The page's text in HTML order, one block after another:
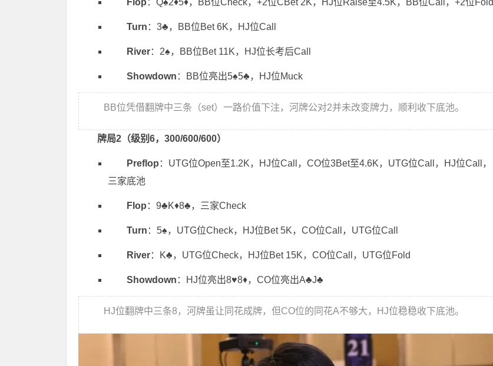
Flop ：Q♠️2♦️5♦️，BB位Check，+2位CBet 2K，HJ位Raise至4.5K，BB位Call，+2位Fold
Turn ：3♣️，BB位Bet 6K，HJ位Call
River：2♠️，BB位Bet 11K，HJ位长考后Call
Showdown ：BB位亮出5♠️5♣️，HJ位Muck
BB位凭借翻牌中三条（set）一路价值下注，河牌公对2并未改变牌力，顺利收下底池。
牌局2（级别6，300/600/600）
Preflop ：UTG位Open至1.2K，HJ位Call，CO位3Bet至4.6K，UTG位Call，HJ位Call，
三家底池
Flop ：9♣️K♦️8♣️，三家Check
Turn ：5♠️，UTG位Check，HJ位Bet 5K，CO位Call，UTG位Call
River：K♣️，UTG位Check，HJ位Bet 15K，CO位Call，UTG位Fold
Showdown ：HJ位亮出8♥️8♦️，CO位亮出A♣️J♣️
HJ位翻牌中三条8，河牌虽让同花成牌，但CO位的同花A不够大，HJ位稳稳收下底池。